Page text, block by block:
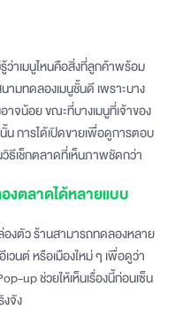
ว่าเมนูไหนคือสิ่งที่ลูกค้าพร้อม
ามทดลองเมนูชั้นดี เพราะบาง
จน้อย ขณะที่บางเมนูที่เจ้าของ
การได้เปิดขายเพื่อดูการตอบ
ธีเช็กตลาดที่เห็นภาพชัดกว่า
งตลาดได้หลายแบบ
งตัว ร้านสามารถทดลองหลาย
นต์ หรือเมืองใหม่ ๆ เพื่อดูว่า
up ช่วยให้เห็นเรื่องนี้ก่อนเซ็น
จัง